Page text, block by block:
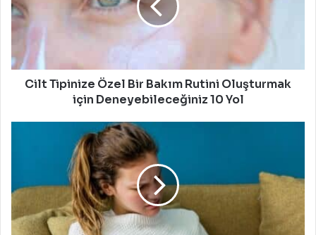
Bakım
Rutini
Oluşturmak
için
Deneyebileceğiniz
Cilt Tipinize Özel Bir Bakım Rutini Oluşturmak
için Deneyebileceğiniz 10 Yol
Hastalık
ve
Çözümleri